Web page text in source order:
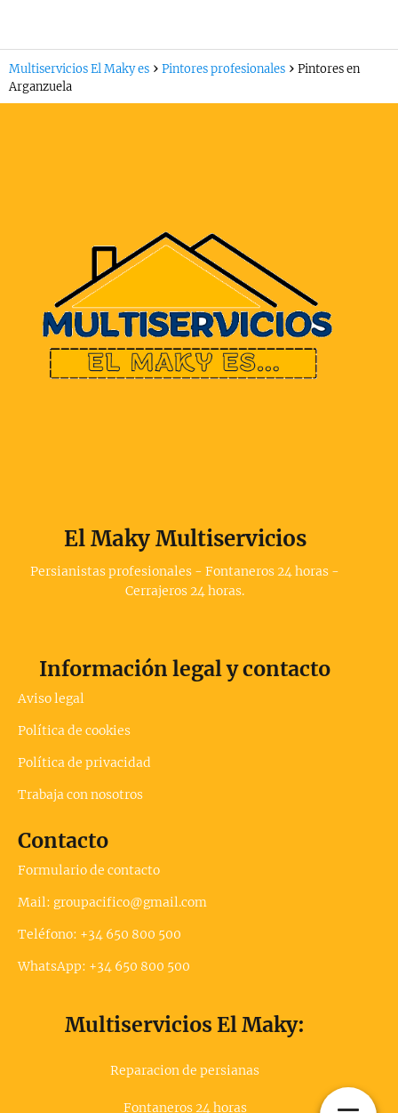
Multiservicios El Maky es Pintores profesionales
Pintores en
Arganzuela
El Maky Multiservicios
Persianistas profesionales - Fontaneros 24 horas -
Cerrajeros 24 horas.
Información legal y contacto
Aviso legal
Política de cookies
Política de privacidad
Trabaja con nosotros
Contacto
Formulario de contacto
Mail: groupacifico@gmail.com
Teléfono: +34 650 800 500
WhatsApp: +34 650 800 500
Multiservicios El Maky:
Reparacion de persianas
Fontaneros 24 horas